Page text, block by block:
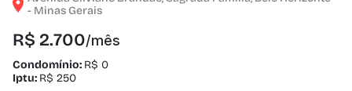
- Minas Gerais
R$ 2.700/mês
Condomínio: R$ 0
Iptu: R$ 250